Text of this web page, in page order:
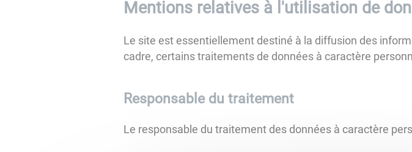
Mentions relatives à l'utilisation de
Le site est essentiellement destiné à la diffusion des
cadre, certains traitements de données à caractère
Responsable du traitement
Le responsable du traitement des données à caractère